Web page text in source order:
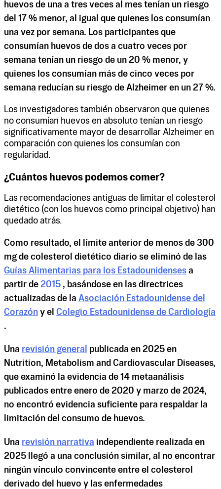
huevos de una a tres veces al mes tenían un riesgo
del 17 % menor, al igual que quienes los consumían
una vez por semana. Los participantes que
consumían huevos de dos a cuatro veces por
semana tenían un riesgo de un 20 % menor, y
quienes los consumían más de cinco veces por
semana reducían su riesgo de Alzheimer en un 27 %.
Los investigadores también observaron que quienes
no consumían huevos en absoluto tenían un riesgo
significativamente mayor de desarrollar Alzheimer en
comparación con quienes los consumían con
regularidad.
¿Cuántos huevos podemos comer?
Las recomendaciones antiguas de limitar el colesterol
dietético (con los huevos como principal objetivo) han
quedado atrás.
Como resultado, el límite anterior de menos de 300
mg de colesterol dietético diario se eliminó de las
Guías Alimentarias para los Estadounidenses a
partir de 2015 , basándose en las directrices
actualizadas de la Asociación Estadounidense del
Corazón y el Colegio Estadounidense de Cardiología
.
Una revisión general
publicada en 2025 en
Nutrition, Metabolism and Cardiovascular Diseases,
que examinó la evidencia de 14 metaanálisis
publicados entre enero de 2020 y marzo de 2024,
no encontró evidencia suficiente para respaldar la
limitación del consumo de huevos.
Una revisión narrativa independiente realizada en
2025 llegó a una conclusión similar, al no encontrar
ningún vínculo convincente entre el colesterol
derivado del huevo y las enfermedades